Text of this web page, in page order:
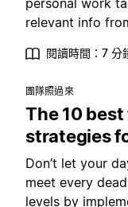
personal work
relevant info
閱讀時間：7 分
團隊照過來
The 10
strategies
Don’t let your
meet every
levels by